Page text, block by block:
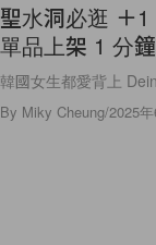
聖水洞必逛 ＋
單品上架 1 分
韓國女生都愛背上
By Miky Cheung/2025